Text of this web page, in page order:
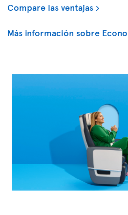
Compare las ventajas
Más información sobre